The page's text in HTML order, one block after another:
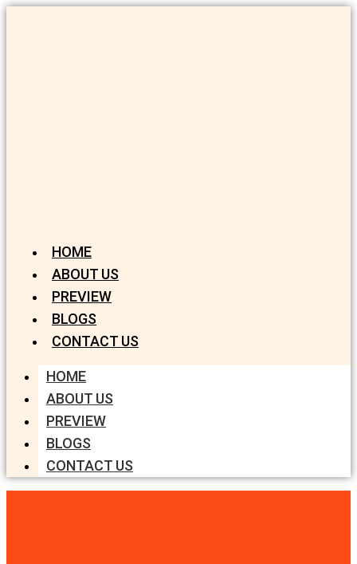
HOME
ABOUT US
PREVIEW
BLOGS
CONTACT US
HOME
ABOUT US
PREVIEW
BLOGS
CONTACT US